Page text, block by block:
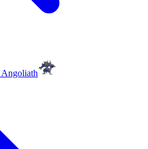
Angoliath